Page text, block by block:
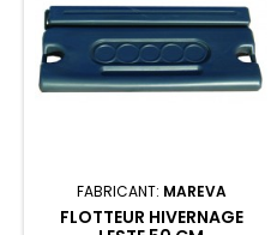
FABRICANT: MAREVA
FLOTTEUR HIVERNAGE